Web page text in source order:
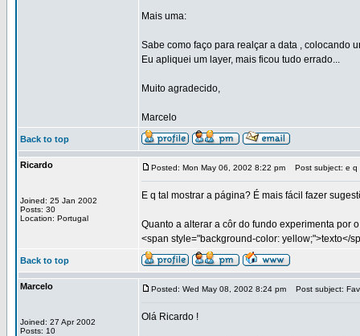
Mais uma:
Sabe como faço para realçar a data , colocando
Eu apliquei um layer, mais ficou tudo errado...
Muito agradecido,
Marcelo
Back to top
Ricardo
Joined: 25 Jan 2002
Posts: 30
Location: Portugal
Posted: Mon May 06, 2002 8:22 pm Post subject: e q
E q tal mostrar a página? É mais fácil fazer
Quanto a alterar a côr do fundo experimenta por
<span style="background-color: yellow;">texto</
Back to top
Marcelo
Joined: 27 Apr 2002
Posts: 10
Posted: Wed May 08, 2002 8:24 pm Post subject:
Olá Ricardo !